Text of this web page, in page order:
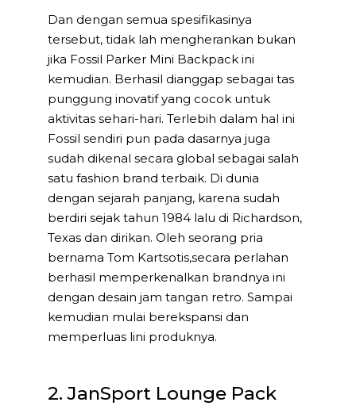
Dan dengan semua spesifikasinya
tersebut, tidak lah mengherankan bukan
jika Fossil Parker Mini Backpack ini
kemudian. Berhasil dianggap sebagai tas
punggung inovatif yang cocok untuk
aktivitas sehari-hari. Terlebih dalam hal ini
Fossil sendiri pun pada dasarnya juga
sudah dikenal secara global sebagai salah
satu fashion brand terbaik. Di dunia
dengan sejarah panjang, karena sudah
berdiri sejak tahun 1984 lalu di Richardson,
Texas dan dirikan. Oleh seorang pria
bernama Tom Kartsotis,secara perlahan
berhasil memperkenalkan brandnya ini
dengan desain jam tangan retro. Sampai
kemudian mulai berekspansi dan
memperluas lini produknya.
2. JanSport Lounge Pack